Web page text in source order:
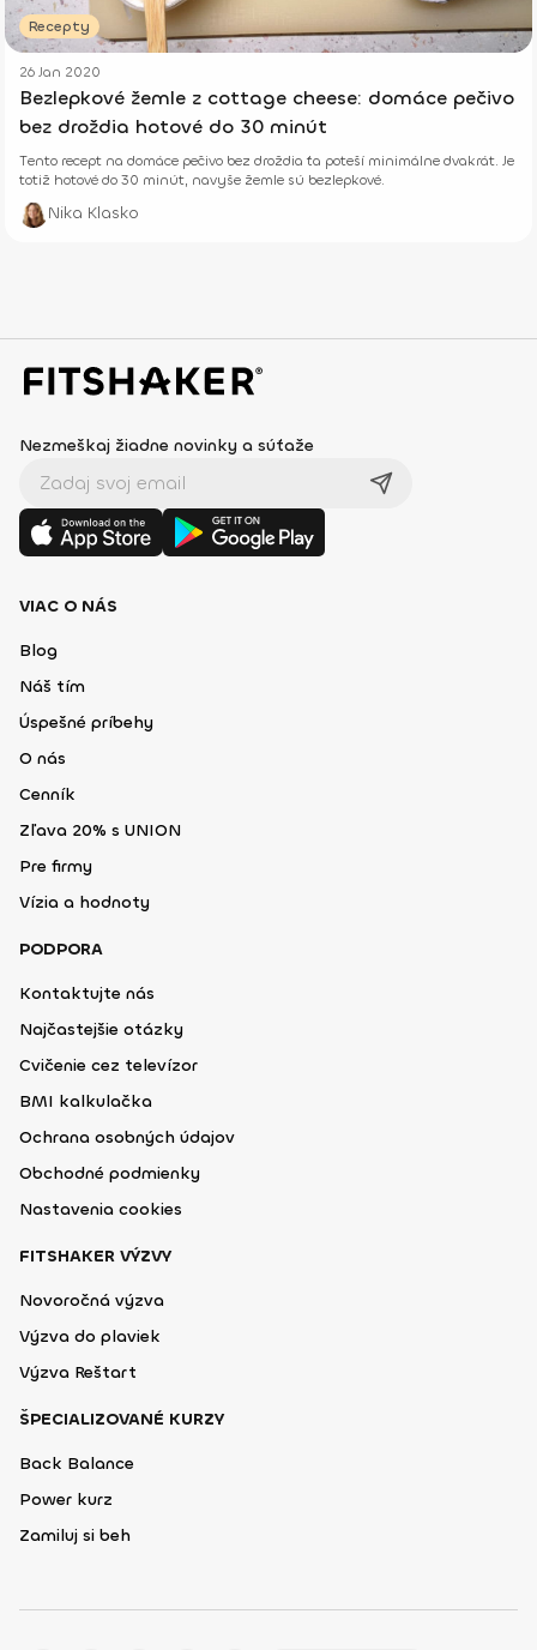
Recepty
26 Jan 2020
Bezlepkové žemle z cottage cheese: domáce pečivo
bez droždia hotové do 30 minút
Tento recept na domáce pečivo bez droždia ťa poteší minimálne dvakrát. Je
totiž hotové do 30 minút, navyše žemle sú bezlepkové.
Nika Klasko
Nezmeškaj žiadne novinky a súťaže
VIAC O NÁS
Blog
Náš tím
Úspešné príbehy
O nás
Cenník
Zľava 20% s UNION
Pre firmy
Vízia a hodnoty
PODPORA
Kontaktujte nás
Najčastejšie otázky
Cvičenie cez televízor
BMI kalkulačka
Ochrana osobných údajov
Obchodné podmienky
Nastavenia cookies
FITSHAKER VÝZVY
Novoročná výzva
Výzva do plaviek
Výzva Reštart
ŠPECIALIZOVANÉ KURZY
Back Balance
Power kurz
Zamiluj si beh